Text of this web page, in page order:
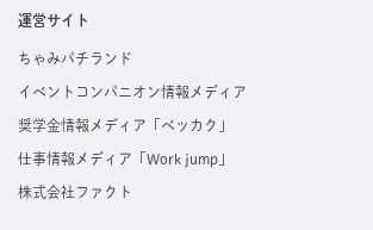
運営サイト
ちゃみパチランド
イベントコンパニオン情報メディア
奨学金情報メディア「ベッカク」
仕事情報メディア「Work jump」
株式会社ファクト